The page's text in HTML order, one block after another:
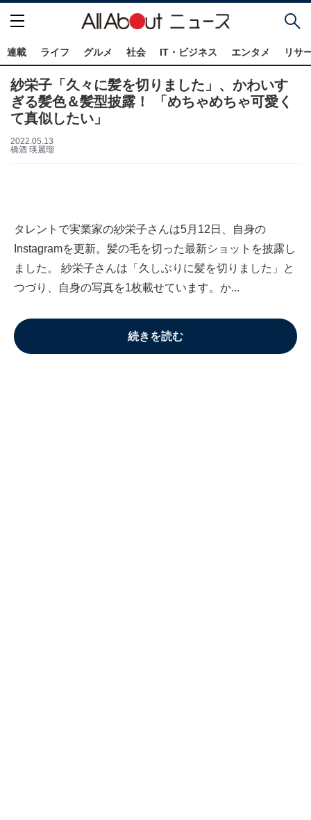
連載 ライフ グルメ 社会 IT・ビジネス エンタメ リサ
紗栄子「久々に髪を切りました」、かわいす
ぎる髪色＆髪型披露！ 「めちゃめちゃ可愛く
て真似したい」
2022.05.13
橋酒 瑛麗瑠
タレントで実業家の紗栄子さんは5月12日、自身の
Instagramを更新。髪の毛を切った最新ショットを披露し
ました。 紗栄子さんは「久しぶりに髪を切りました」と
つづり、自身の写真を1枚載せています。か...
続きを読む